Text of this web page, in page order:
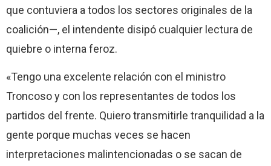
que contuviera a todos los sectores originales de la
coalición—, el intendente disipó cualquier lectura de
quiebre o interna feroz.
«Tengo una excelente relación con el ministro
Troncoso y con los representantes de todos los
partidos del frente. Quiero transmitirle tranquilidad a la
gente porque muchas veces se hacen
interpretaciones malintencionadas o se sacan de